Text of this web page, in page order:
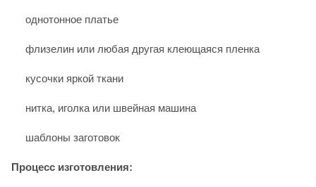
однотонное платье
флизелин или любая другая клеющаяся пленка
кусочки яркой ткани
нитка, иголка или швейная машина
шаблоны заготовок
Процесс изготовления: